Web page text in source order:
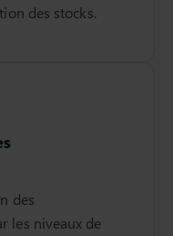
des stocks.
des
les niveaux de